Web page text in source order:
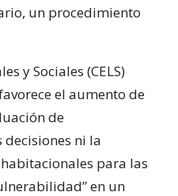
un procedimiento
y Sociales (CELS)
el aumento de
de
ni la
para las
en un